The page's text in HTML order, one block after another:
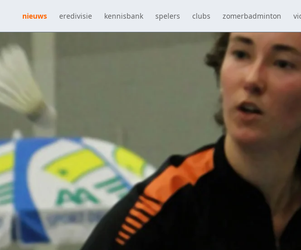
nieuws eredivisie kennisbank spelers clubs zomerbadminton